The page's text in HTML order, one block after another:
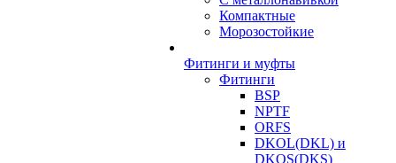
Компактные
Морозостойкие
Фитинги и муфты
Фитинги
BSP
NPTF
ORFS
DKOL(DKL) и
DKOS(DKS)